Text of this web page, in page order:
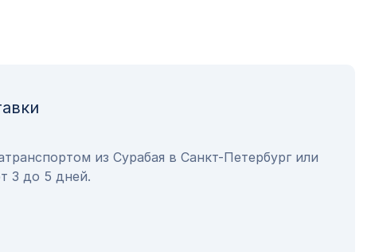
из Сурабая в Санкт-Петербург или
3 до 5 дней.